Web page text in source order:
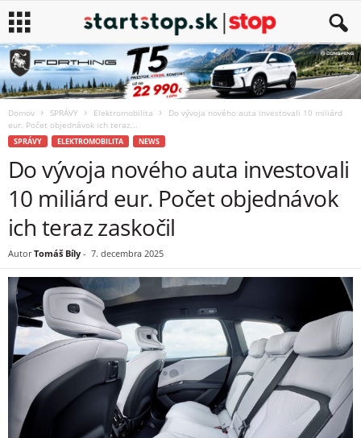
Domov SPRÁVY Elektromobilita
Do vývoja nového auta investovali 10 miliárd
eur. Počet objednávok ich teraz...
SPRÁVY ELEKTROMOBILITA NEWS
Do vývoja nového auta investovali
10 miliárd eur. Počet objednávok
ich teraz zaskočil
Autor Tomáš Bíly - 7. decembra 2025